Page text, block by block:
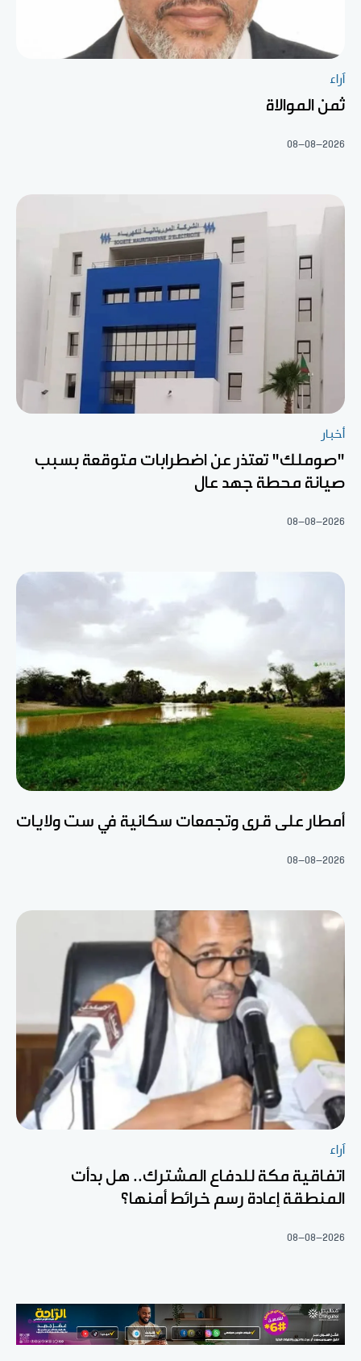
آراء
ثمن الموالاة
08-08-2026
أخبار
"صوملك" تعتذر عن اضطرابات متوقعة بسبب
صيانة محطة جهد عال
08-08-2026
أمطار على قرى وتجمعات سكانية في ست ولايات
08-08-2026
آراء
اتفاقية مكة للدفاع المشترك.. هل بدأت
المنطقة إعادة رسم خرائط أمنها؟
08-08-2026